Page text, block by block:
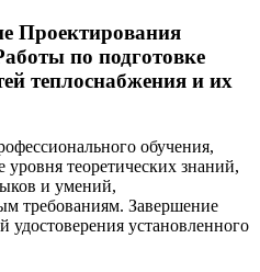
Проектирования
по подготовке
теплоснабжения и их
обучения,
теоретических знаний,
и умений,
требованиям. Завершение
удостоверения установленного